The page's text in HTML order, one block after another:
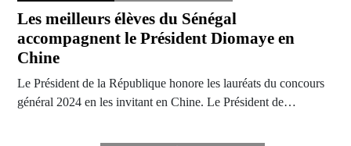
Les meilleurs élèves du Sénégal
accompagnent le Président Diomaye en
Chine
Le Président de la République honore les lauréats du concours
général 2024 en les invitant en Chine. Le Président de…